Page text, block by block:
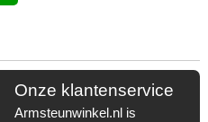
Onze klantenservice
Armsteunwinkel.nl is